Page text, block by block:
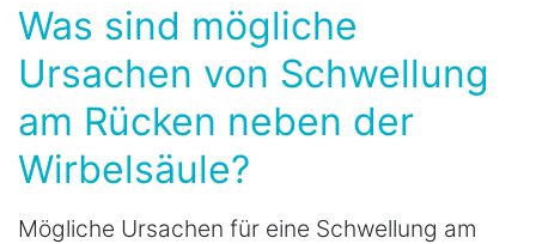
Was sind mögliche
Ursachen von Schwellung
am Rücken neben der
Wirbelsäule?
Mögliche Ursachen für eine Schwellung am